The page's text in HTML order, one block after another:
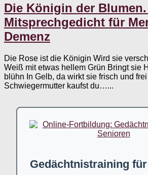
Die Königin der
Mitsprechgedicht für
Demenz
Die Rose ist die Königin Wird sie
Weiß mit etwas hellem Grün Bringt sie
blühn In Gelb, da wirkt sie frisch und
Schwiegermutter kaufst du…...
Gedächtnistraining